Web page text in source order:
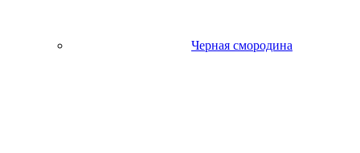
Черная смородина